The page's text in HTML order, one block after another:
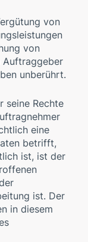
von
von
Auftraggeber
unberührt.
seine Rechte
eine
betrifft,
ist, ist der
ist. Der
in diesem